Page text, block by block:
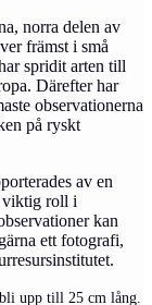
norra delen av
främst i små
spridit arten till
Därefter har
observationerna
på ryskt
av en
viktig roll i
kan
ett fotografi,
upp till 25 cm lång.